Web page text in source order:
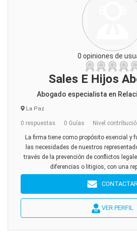
0 opiniones de
Sales E Hijos
Abogado especialista en
La Paz
0 respuestas 0 Guías Nivel
La firma tiene como propósito esencial y
las necesidades de nuestros
través de la prevención de conflictos
diferencias o litigios, con una
VER PERFIL